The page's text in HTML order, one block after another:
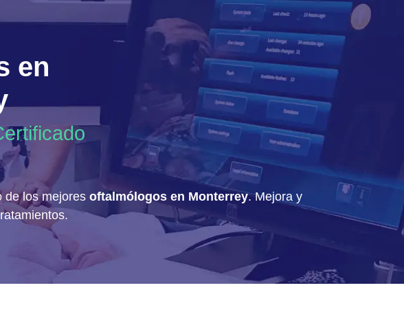
en
de los mejores oftalmólogos en Monterrey. Mejora y